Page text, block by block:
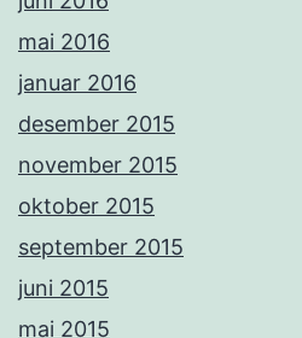
mai 2016
januar 2016
desember 2015
november 2015
oktober 2015
september 2015
juni 2015
mai 2015